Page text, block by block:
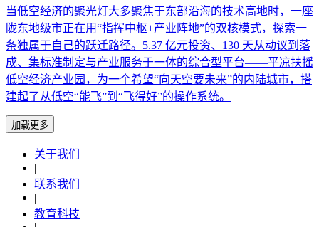
当低空经济的聚光灯大多聚焦于东部沿海的技术高地时，一座
陇东地级市正在用“指挥中枢+产业阵地”的双核模式，探索一
条独属于自己的跃迁路径。5.37 亿元投资、130 天从动议到落
成、集标准制定与产业服务于一体的综合型平台——平凉扶摇
低空经济产业园，为一个希望“向天空要未来”的内陆城市，搭
建起了从低空“能飞”到“飞得好”的操作系统。
加载更多
关于我们
|
联系我们
|
教育科技